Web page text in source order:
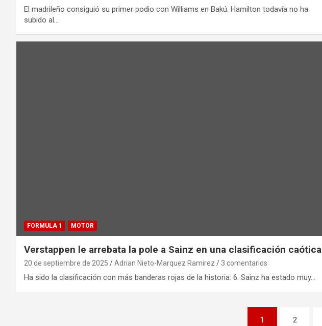
El madrileño consiguió su primer podio con Williams en Bakú. Hamilton todavía no ha
subido al…
FORMULA 1 MOTOR
Verstappen le arrebata la pole a Sainz en una clasificación caótica
20 de septiembre de 2025 Adrian Nieto-Marquez Ramirez 3 comentarios
Ha sido la clasificación con más banderas rojas de la historia: 6. Sainz ha estado muy…
1 2